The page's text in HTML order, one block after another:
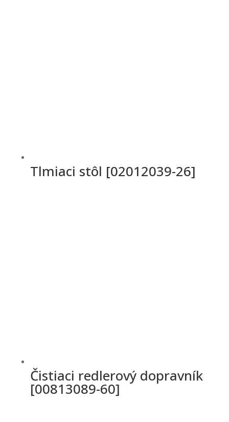
Tlmiaci stôl [02012039-26]
Čistiaci redlerový dopravník
[00813089-60]